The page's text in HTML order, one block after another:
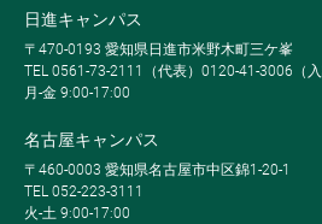
日進キャンパス
〒470-0193 愛知県日進市米野木町三ケ峯
TEL 0561-73-2111（代表）0120-41-3006（入
月-金 9:00-17:00
名古屋キャンパス
〒460-0003 愛知県名古屋市中区錦1-20-1
TEL 052-223-3111
火-土 9:00-17:00